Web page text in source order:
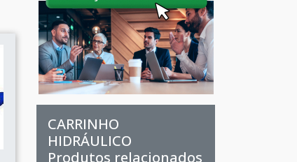
CARRINHO
HIDRÁULICO
Produtos relacionados